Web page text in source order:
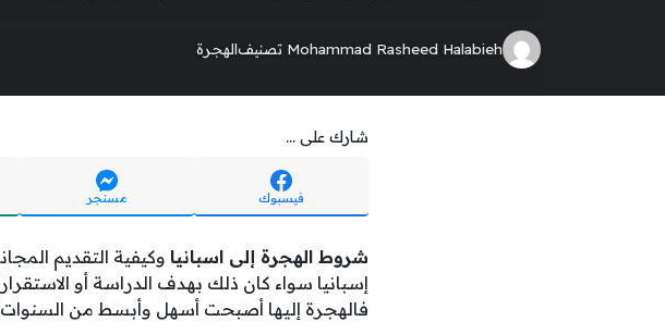
Mohammad Rasheed Halabieh تصنيفالهجرة
شارك على ...
فيسبوك مسنجر
شروط الهجرة إلى اسبانيا
إسبانيا سواء كان ذلك بهدف الدراسة أو الاستقرار
فالهجرة إليها أصبحت أسهل وأبسط من السنوات